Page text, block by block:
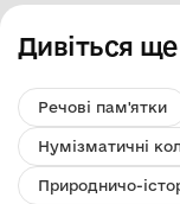
Дивіться
Речові пам'ятки
Нумізматичні
Природничо-